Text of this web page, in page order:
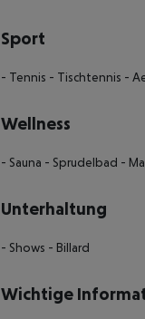
Sport
- Tennis - Tischtennis -
Wellness
- Sauna - Sprudelbad -
Unterhaltung
- Shows - Billard
Wichtige